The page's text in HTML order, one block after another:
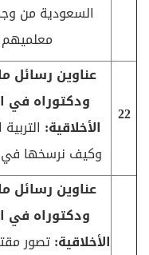
السعودية من
معلميهم
22
عناوين رسائل
ودكتوراه في
الأخلاقية:
وكيف نرسخها في
عناوين رسائل
ودكتوراه في
الأخلاقية:تصور